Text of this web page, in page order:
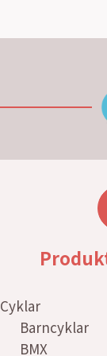
Cyklar
Barncyklar
BMX